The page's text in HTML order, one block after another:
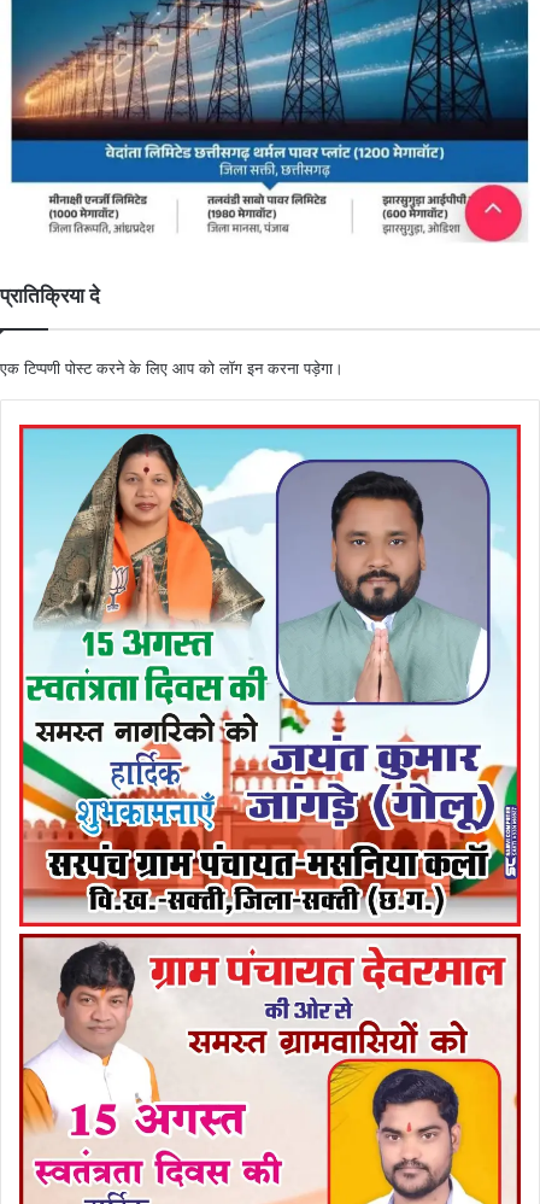
प्रातिक्रिया दे
एक टिप्पणी पोस्ट करने के लिए आप कोलॉग इनकरना पड़ेगा।